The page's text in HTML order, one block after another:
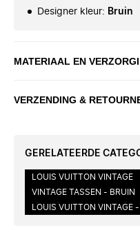
Designer kleur: Bruin
MATERIAAL EN
VERZENDING &
GERELATEERDE
LOUIS VUITTON VINTAGE
VINTAGE TASSEN - BRUIN
LOUIS VUITTON VINTAGE